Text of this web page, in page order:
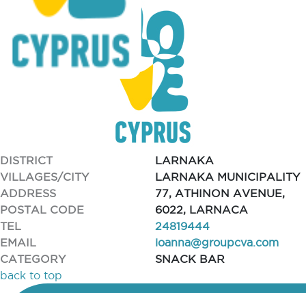
DISTRICT
LARNAKA
VILLAGES/CITY
LARNAKA MUNICIPALITY
ADDRESS
77, ATHINON AVENUE,
POSTAL CODE
6022, LARNACA
TEL
24819444
EMAIL
ioanna@groupcva.com
CATEGORY
SNACK BAR
back to top